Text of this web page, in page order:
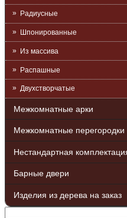
Радиусные
Шпонированные
Из массива
Распашные
Двухстворчатые
Межкомнатные арки
Межкомнатные перегородки
Нестандартная
Барные двери
Изделия из дерева на заказ